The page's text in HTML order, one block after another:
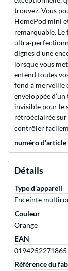
trouvez. Vous
HomePod mini
remarquable.
dignes d’une
lorsque vous
entend toutes
fond à merveille
enveloppée
invisible pour le
rétroéclairée sur
contrôler
numéro
Détails
Type d'appareil
Enceinte
Couleur
Orange
EAN
0194252271865
Référence du